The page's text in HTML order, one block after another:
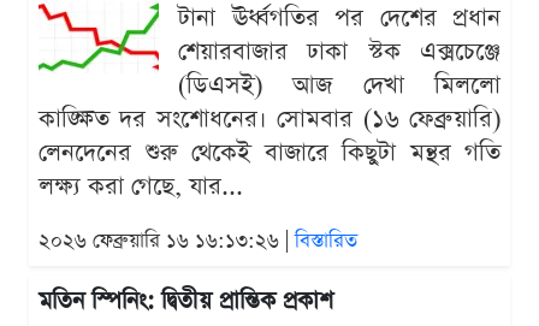
টানা ঊর্ধ্বগতির পর দেশের প্রধান
শেয়ারবাজার ঢাকা স্টক এক্সচেঞ্জে
(ডিএসই) আজ দেখা মিললো
কাঙ্ক্ষিত দর সংশোধনের। সোমবার (১৬ ফেব্রুয়ারি)
লেনদেনের শুরু থেকেই বাজারে কিছুটা মন্থর গতি
লক্ষ্য করা গেছে, যার...
২০২৬ ফেব্রুয়ারি ১৬ ১৬:১৩:২৬ |বিস্তারিত
মতিন স্পিনিং: দ্বিতীয় প্রান্তিক প্রকাশ